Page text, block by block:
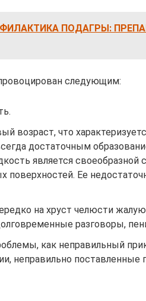
ПОДАГРЫ:
следующим:
возраст, что
достаточным
является своеобразной
поверхностей. Ее
на хруст челюсти
разговоры,
как неправильный
неправильно поставленные